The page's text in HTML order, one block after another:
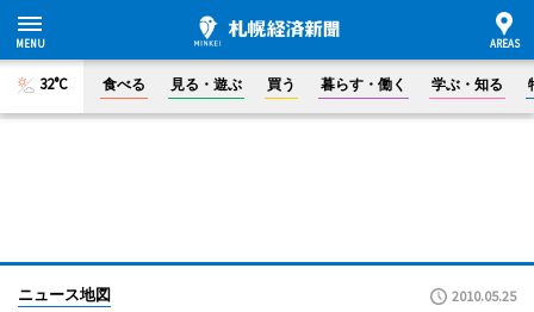
32°C 食べる 見る・遊ぶ 買う 暮らす・働く 学ぶ・知る
ニュース地図 2010.05.25